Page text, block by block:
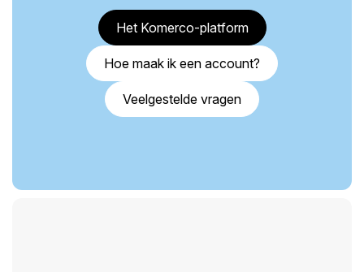
Het Komerco-platform
Hoe maak ik een account?
Veelgestelde vragen